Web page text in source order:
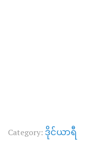
Category: ဒိုင်ယာရီ